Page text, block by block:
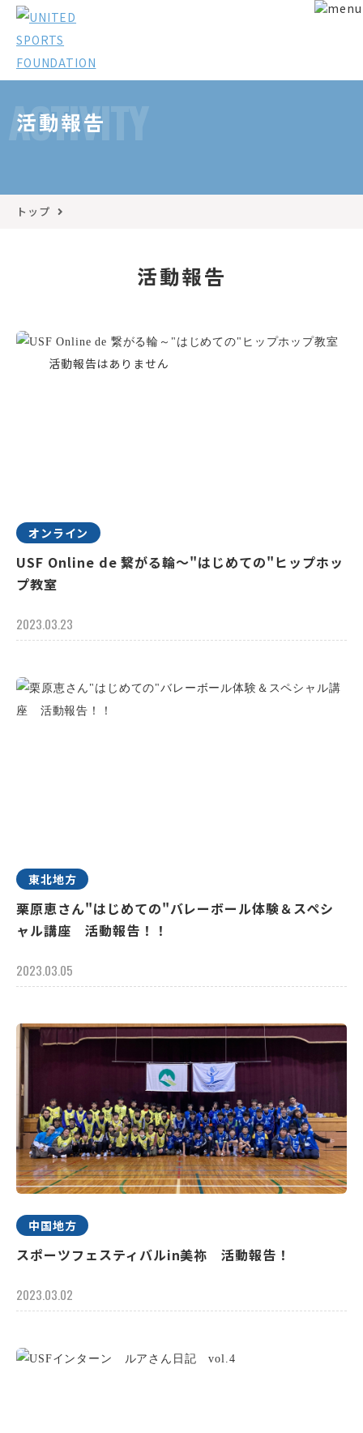
ACTIVITY
活動報告
トップ
活動報告
オンライン
USF Online de 繋がる輪～"はじめての"ヒップホッ
プ教室
2023.03.23
東北地方
栗原恵さん"はじめての"バレーボール体験＆スペシ
ャル講座 活動報告！！
2023.03.05
中国地方
スポーツフェスティバルin美祢 活動報告！
2023.03.02